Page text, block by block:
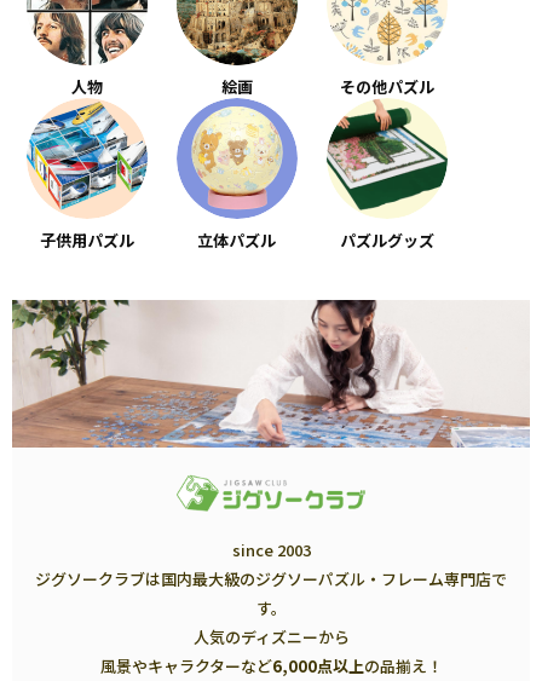
人物 絵画 その他パズル
子供用パズル 立体パズル パズルグッズ
since 2003
ジグソークラブは国内最大級のジグソーパズル・フレーム専門店で
す。
人気のディズニーから
風景やキャラクターなど6,000点以上の品揃え！